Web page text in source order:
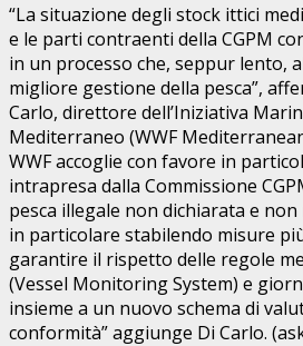
“La situazione degli stock ittici
e le parti contraenti della CGPM
in un processo che, seppur lento,
migliore gestione della pesca”,
Carlo, direttore dell’Iniziativa
Mediterraneo (WWF
WWF accoglie con favore in
intrapresa dalla Commissione
pesca illegale non dichiarata e
in particolare stabilendo misure
garantire il rispetto delle regole
(Vessel Monitoring System) e
insieme a un nuovo schema di
conformità” aggiunge Di Carlo.